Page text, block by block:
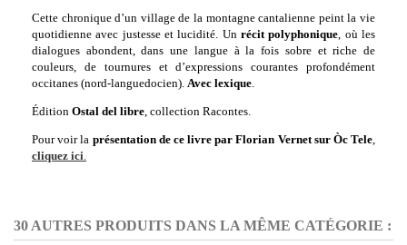
Cette chronique d’un village de la montagne cantalienne peint la vie
quotidienne avec justesse et lucidité. Un récit polyphonique, où les
dialogues abondent, dans une langue à la fois sobre et riche de
couleurs, de tournures et d’expressions courantes profondément
occitanes (nord-languedocien). Avec lexique.
Édition Ostal del libre, collection Racontes.
Pour voir la présentation de ce livre par Florian Vernet sur Òc Tele,
cliquez ici.
30 AUTRES PRODUITS DANS LA MÊME CATÉGORIE :